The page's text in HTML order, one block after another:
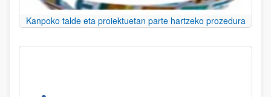
Kanpoko talde eta proiektuetan parte hartzeko prozedura